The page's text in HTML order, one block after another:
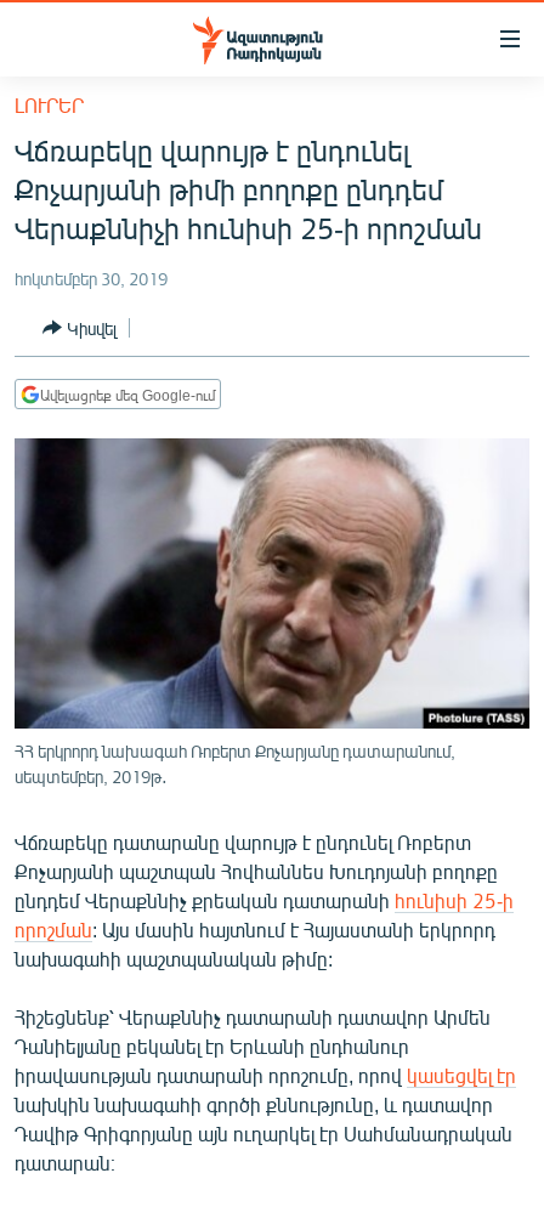
Մատչելիության
հիմնական
բովանդակությանը
Անցնել
հիմնական
մենյուին
ՀԱՅԱՍՏԱՆ
ՔԱՂԱՔԱԿԱՆ
ՀԱՍԱՐԱԿՈՒԹՅՈՒՆ
ՏՆՏԵՍՈՒԹՅՈՒՆ
ՂԱՐԱԲԱՂ
ՊԱՏԵՐԱԶՄԻ 6 ՇԱԲԱԹՆԵՐԸ
ՄԻՋԱԶԳԱՅԻՆ
ՄՇԱԿՈՒՅԹ
ՍՊՈՐՏ
ՄԵԿՆԱԲԱՆՈՒԹՅՈՒՆ
ԿՈՐՈՆԱՎԻՐՈՒՍ
ՏԵՍԱՆՅՈՒԹԵՐ
ԲԱՆԱՎԵՃ
ՁԳՏԵԼՈՎ ԼԱՎԱԳՈՒՅՆԻՆ
Հայերեն
English
Русский
ԼՈՒՐԵՐ
Վճռաբեկը վարույթ է ընդունել
Քոչարյանի թիմի բողոքը ընդդեմ
Վերաքննիչի հունիսի 25-ի որոշման
հոկտեմբեր 30, 2019
Կիսվել
Ավելացրեք մեզ Google-ում
ՀՀ երկրորդ նախագահ Ռոբերտ Քոչարյանը դատարանում,
սեպտեմբեր, 2019թ․
Վճռաբեկը դատարանը վարույթ է ընդունել Ռոբերտ
Քոչարյանի պաշտպան Հովհաննես Խուդոյանի բողոքը
ընդդեմ Վերաքննիչ քրեական դատարանի հունիսի 25-ի
որոշման: Այս մասին հայտնում է Հայաստանի երկրորդ
նախագահի պաշտպանական թիմը:
Հիշեցնենք՝ Վերաքննիչ դատարանի դատավոր Արմեն
Դանիելյանը բեկանել էր Երևանի ընդհանուր
իրավասության դատարանի որոշումը, որով կասեցվել էր
նախկին նախագահի գործի քննությունը, և դատավոր
Դավիթ Գրիգորյանը այն ուղարկել էր Սահմանադրական
դատարան։